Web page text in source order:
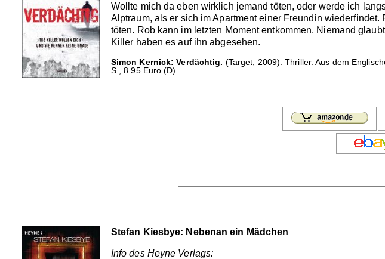
Wollte mich da eben wirklich jemand töten, oder werde ich
Alptraum, als er sich im Apartment einer Freundin
töten. Rob kann im letzten Moment entkommen. Niemand
Killer haben es auf ihn abgesehen.
Simon Kernick: Verdächtig. (Target, 2009). Thriller. Aus dem
S., 8.95 Euro (D).
Stefan Kiesbye: Nebenan ein Mädchen
Info des Heyne Verlags: